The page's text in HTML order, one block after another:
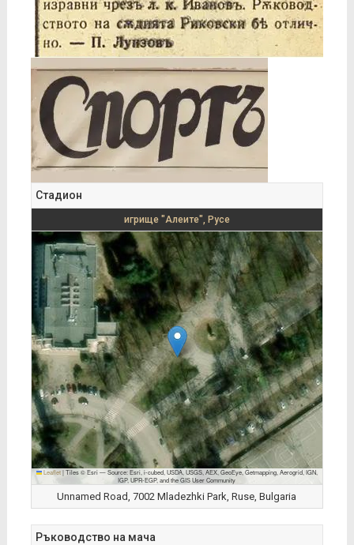
Стадион
игрище "Алеите", Русе
Leaflet |Tiles © Esri — Source: Esri, i-cubed, USDA, USGS, AEX, GeoEye, Getmapping, Aerogrid, IGN,
IGP, UPR-EGP, and the GIS User Community
Unnamed Road, 7002 Mladezhki Park, Ruse, Bulgaria
Ръководство на мача